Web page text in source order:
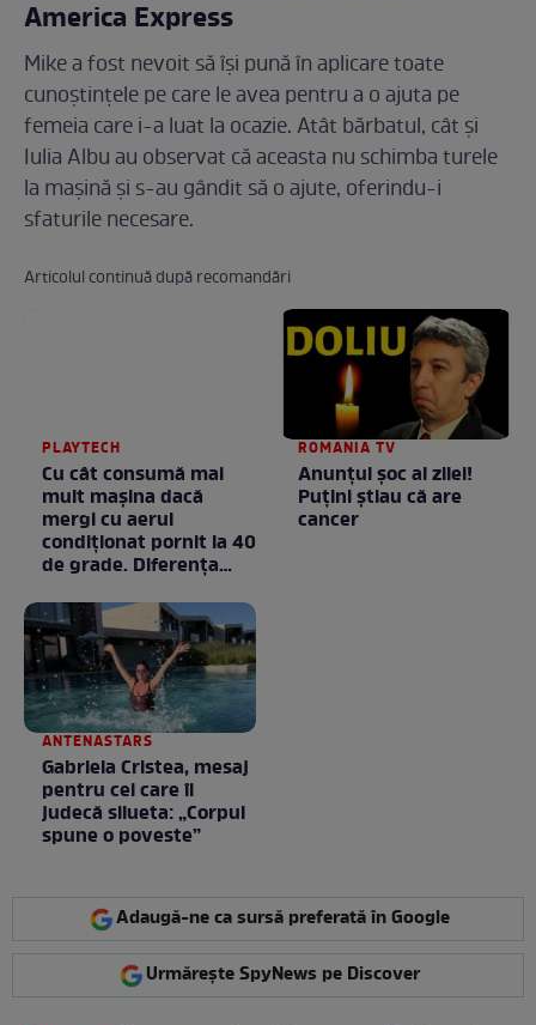
America Express
Mike a fost nevoit să își pună în aplicare toate
cunoștințele pe care le avea pentru a o ajuta pe
femeia care i-a luat la ocazie. Atât bărbatul, cât și
Iulia Albu au observat că aceasta nu schimba turele
la mașină și s-au gândit să o ajute, oferindu-i
sfaturile necesare.
Articolul continuă după recomandări
PLAYTECH
Cu cât consumă mai
mult mașina dacă
mergi cu aerul
condiționat pornit la 40
de grade. Diferența
decât crezi
ROMANIA TV
Anunţul şoc al zilei!
Puţini ştiau că are
cancer
ANTENASTARS
Gabriela Cristea, mesaj
pentru cei care îi
judecă silueta: „Corpul
spune o poveste”
Adaugă-ne ca sursă preferată în Google
Urmărește SpyNews pe Discover